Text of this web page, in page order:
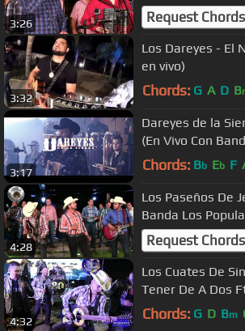
3:26 Request Chords
3:32
Los Dareyes - El
en vivo)
Chords: G A D B
3:17
Dareyes de la
(En Vivo Con
Chords: Bb Eb F
4:28
Los Paseños De
Banda Los
Tio
Request Chords
4:32
Los Cuates De
Tener De A Dos
Llegadora (Videos
Chords: G D Bm